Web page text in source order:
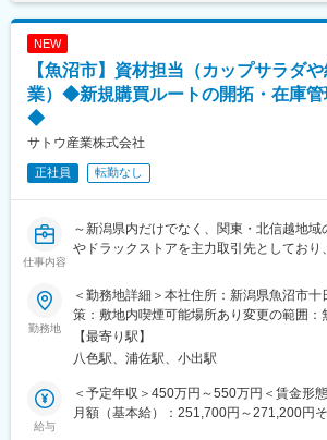
で、新幹線の線路に使用されるコンクリー
変更の範囲：会社の定める業務
～10分）
※実労働時間 7.5時間
・将来的に、能力を発揮して頂き、総合職
と呼ばれる天然素材セルロースを主原料と
高分子です。高い安全性と環境対応型素材
車用途、電材用途にも使用されるなど、
す。
■組織風土について：
・社員幸福度経営により企業価値の向上を
は温和な人が多く、公平であることを好む
プ内では属人化防止のため、それぞれの業
して業務を行っており、定期的に主副担当
NEW
【魚沼市】資材担当（カップサラダ
業）◆新規購買ルートの開拓・在庫管
◆
サトウ産業株式会社
正社員 転勤なし
仕事内容
～新潟県内だけでなく、関東・北信越地域
やドラックストアを主力取引先としており
度あり/中途入社者多数在籍/マイカー通勤
■職務内容：
当社では主にカップサラダ・和惣菜・デザ
ます。その材料の調達・購買業務をお任せ
新規の購買ルートの開拓や、拡大、在庫管
となります。
勤務地
＜勤務地詳細＞本社住所：新潟県魚沼市
策：敷地内喫煙可能場所あり変更の範囲：
【最寄り駅】
八色駅、浦佐駅、小出駅
給与
＜予定年収＞450万円～550万円＜賃金形
月額（基本給）：251,700円～271,200円